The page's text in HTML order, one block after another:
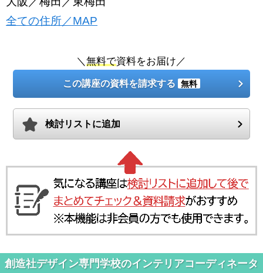
全ての住所／MAP
＼無料で資料をお届け／
この講座の資料を請求する 無料
検討リストに追加
創造社デザイン専門学校のインテリアコーディネータ